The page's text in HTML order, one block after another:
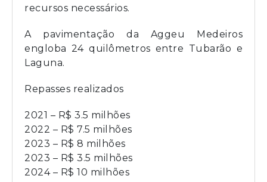
recursos necessários.
A pavimentação da Aggeu Medeiros
engloba 24 quilômetros entre Tubarão e
Laguna.
Repasses realizados
2021 – R$ 3.5 milhões
2022 – R$ 7.5 milhões
2023 – R$ 8 milhões
2023 – R$ 3.5 milhões
2024 – R$ 10 milhões